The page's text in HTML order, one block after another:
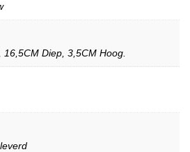
Diep, 3,5CM Hoog.